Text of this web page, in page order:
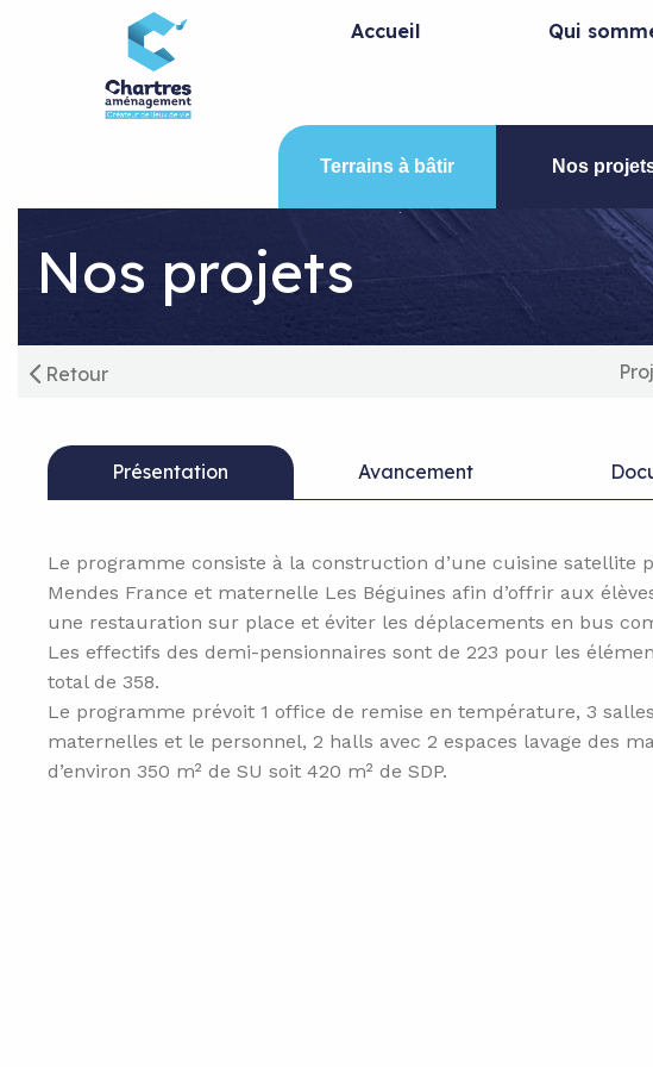
Accueil Qui
Terrains à bâtir Nos
Nos projets
Retour
Présentation Avancement
Le programme consiste à la construction d’une cuisine satellite
Mendes France et maternelle Les Béguines afin d’offrir aux
une restauration sur place et éviter les déplacements en bus
Les effectifs des demi-pensionnaires sont de 223 pour les
total de 358.
Le programme prévoit 1 office de remise en température, 3
maternelles et le personnel, 2 halls avec 2 espaces lavage des
d’environ 350 m² de SU soit 420 m² de SDP.
Panneau de gestion des cookies